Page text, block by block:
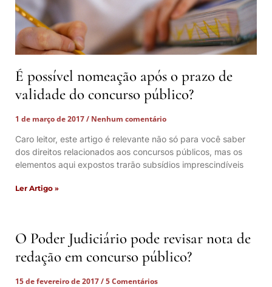
É possível nomeação após o prazo de
validade do concurso público?
1 de março de 2017
Nenhum comentário
Caro leitor, este artigo é relevante não só para você saber
dos direitos relacionados aos concursos públicos, mas os
elementos aqui expostos trarão subsídios imprescindíveis
Ler Artigo »
O Poder Judiciário pode revisar nota de
redação em concurso público?
15 de fevereiro de 2017
5 Comentários